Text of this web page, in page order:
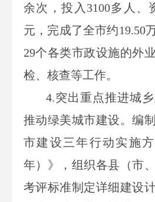
余次，投入 3100多人、
元，完成了全市约19.50
29个各类市政设施的外
检、核查等工作。
4.突出重点推进城
推动绿美城市建设。编
市建设三年行动实施
年）》，组织各县（市
考评标准制定详细建设